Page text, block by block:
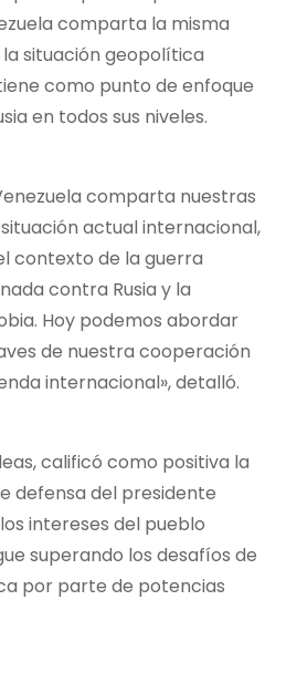
comparta la misma
situación geopolítica
como punto de enfoque
en todos sus niveles.
comparta nuestras
actual internacional,
contexto de la guerra
contra Rusia y la
Hoy podemos abordar
de nuestra cooperación
internacional», detalló.
calificó como positiva la
defensa del presidente
intereses del pueblo
superando los desafíos de
por parte de potencias